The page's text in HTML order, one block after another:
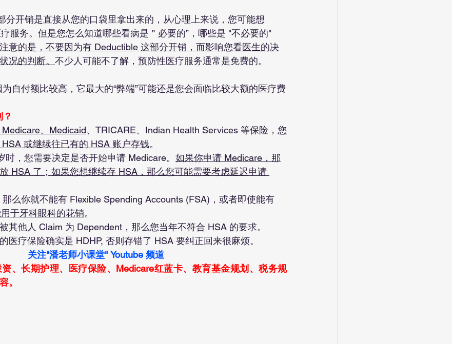
分开销是直接从您的口袋里拿出来的，从心理上来说，您可能想
服务。但是您怎么知道哪些看病是＂必要的”，哪些是 "不必要的"
意的是，不要因为有 Deductible 这部分开销，而影响您看医生的决
况的判断。 不少人可能不了解，预防性医疗服务通常是免费的。
自付额比较高，它最大的“弊端”可能还是您会面临比较大额的医疗费
、Medicaid、TRICARE、Indian Health Services 等保险， 您
或继续往已有的 HSA 账户存钱。
时，您需要决定是否开始申请 Medicare。 如果你申请 Medicare，那
HSA 了；如果您想继续存 HSA，那么您可能需要考虑延迟申请
那么你就不能有 Flexible Spending Accounts (FSA)，或者即使能有
于牙科眼科的花销。
其他人 Claim 为 Dependent，那么您当年不符合 HSA 的要求。
医疗保险确实是 HDHP, 否则存错了 HSA 要纠正回来很麻烦。
关注"潘老师小课堂" Youtube 频道
、长期护理、医疗保险、Medicare红蓝卡、教育基金规划、税务规
。